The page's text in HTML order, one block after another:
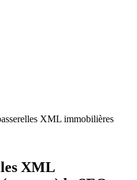
XML immobilières
XML